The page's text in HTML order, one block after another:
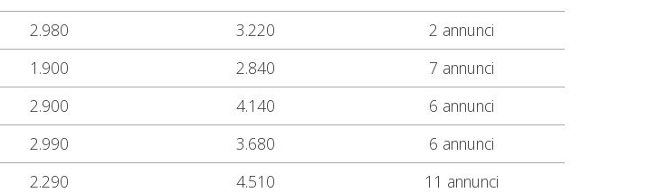
2.980 3.220
2 annunci
1.900 2.840
7 annunci
2.900 4.140
6 annunci
2.990 3.680
6 annunci
2.290 4.510
11 annunci